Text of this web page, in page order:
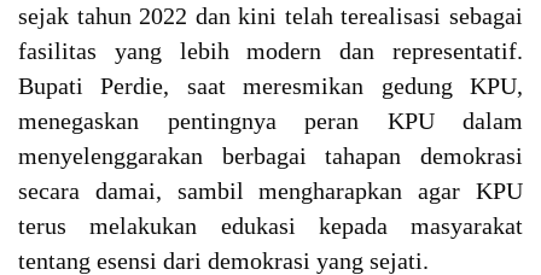
sejak tahun 2022 dan kini telah terealisasi sebagai
fasilitas yang lebih modern dan representatif.
Bupati Perdie, saat meresmikan gedung KPU,
menegaskan pentingnya peran KPU dalam
menyelenggarakan berbagai tahapan demokrasi
secara damai, sambil mengharapkan agar KPU
terus melakukan edukasi kepada masyarakat
tentang esensi dari demokrasi yang sejati.